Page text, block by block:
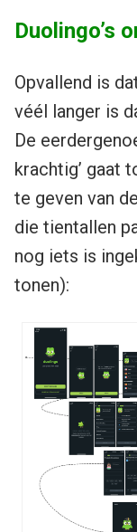
Duolingo’s
Opvallend is
véél langer is
De
krachtig’ gaat
te geven van
die tientallen
nog iets is
tonen):